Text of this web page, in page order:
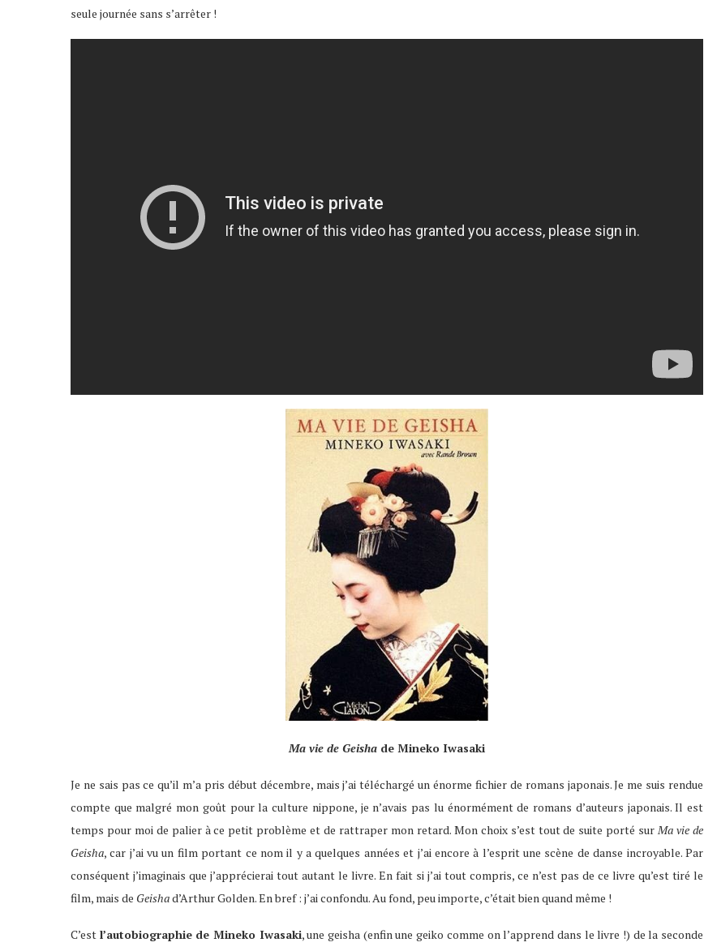
seule journée sans s’arrêter !
Ma vie de Geishade Mineko Iwasaki
Je ne sais pas ce qu’il m’a pris début décembre, mais j’ai téléchargé un énorme fichier de romans japonais. Je me suis rendue
compte que malgré mon goût pour la culture nippone, je n’avais pas lu énormément de romans d’auteurs japonais. Il est
temps pour moi de palier à ce petit problème et de rattraper mon retard. Mon choix s’est tout de suite porté surMa vie de
Geisha, car j’ai vu un film portant ce nom il y a quelques années et j’ai encore à l’esprit une scène de danse incroyable. Par
conséquent j’imaginais que j’apprécierai tout autant le livre. En fait si j’ai tout compris, ce n’est pas de ce livre qu’est tiré le
film, mais de Geishad’Arthur Golden. En bref : j’ai confondu. Au fond, peu importe, c’était bien quand même !
C’est l’autobiographie de Mineko Iwasaki, une geisha (enfin une geiko comme on l’apprend dans le livre !) de la seconde